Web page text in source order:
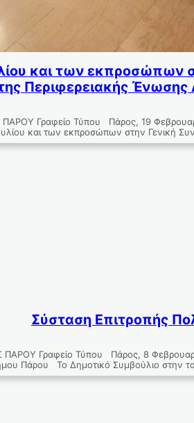
και των εκπροσώπων
Περιφερειακής Ένωσης
Γραφείο Τύπου Πάρος, 19
και των εκπροσώπων στην Γενική
Σύσταση Επιτροπής
Γραφείο Τύπου Πάρος, 8
Πάρου Το Δημοτικό Συμβούλιο στην